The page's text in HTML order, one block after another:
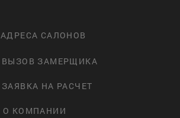
АДРЕСА САЛОНОВ
ВЫЗОВ ЗАМЕРЩИКА
ЗАЯВКА НА РАСЧЕТ
О КОМПАНИИ